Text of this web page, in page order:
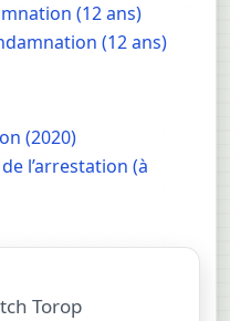
(12 ans)
(12 ans)
(2020)
l’arrestation (à
Torop